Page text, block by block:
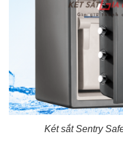
Két sắt Sentry